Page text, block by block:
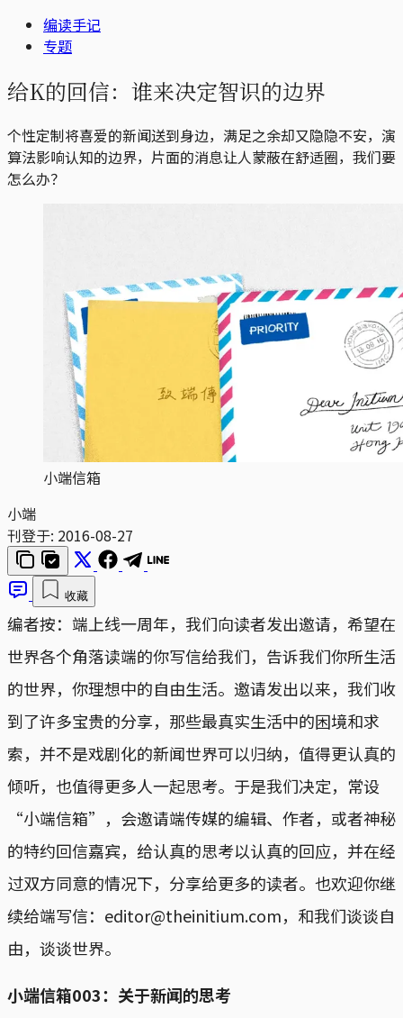
编读手记
专题
给K的回信：谁来决定智识的边界
个性定制将喜爱的新闻送到身边，满足之余却又隐隐不安，演
算法影响认知的边界，片面的消息让人蒙蔽在舒适圈，我们要
怎么办？
小端信箱
小端
刊登于: 2016-08-27
收藏
编者按：端上线一周年，我们向读者发出邀请，希望在
世界各个角落读端的你写信给我们，告诉我们你所生活
的世界，你理想中的自由生活。邀请发出以来，我们收
到了许多宝贵的分享，那些最真实生活中的困境和求
索，并不是戏剧化的新闻世界可以归纳，值得更认真的
倾听，也值得更多人一起思考。于是我们决定，常设
“小端信箱”，会邀请端传媒的编辑、作者，或者神秘
的特约回信嘉宾，给认真的思考以认真的回应，并在经
过双方同意的情况下，分享给更多的读者。也欢迎你继
续给端写信：editor@theinitium.com，和我们谈谈自
由，谈谈世界。
小端信箱003：关于新闻的思考